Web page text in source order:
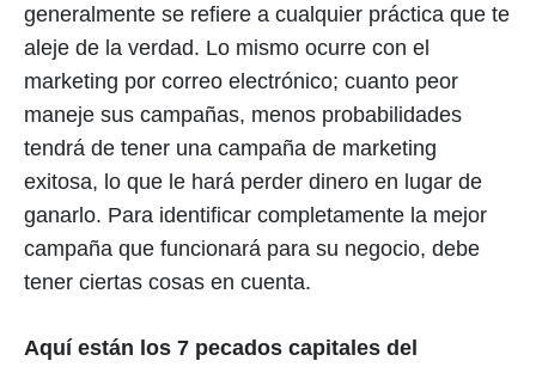
generalmente se refiere a cualquier práctica que te
aleje de la verdad. Lo mismo ocurre con el
marketing por correo electrónico; cuanto peor
maneje sus campañas, menos probabilidades
tendrá de tener una campaña de marketing
exitosa, lo que le hará perder dinero en lugar de
ganarlo. Para identificar completamente la mejor
campaña que funcionará para su negocio, debe
tener ciertas cosas en cuenta.
Aquí están los 7 pecados capitales del